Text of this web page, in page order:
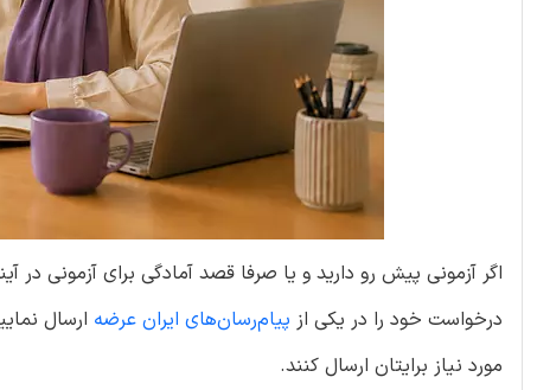
اگر آزمونی پیش رو دارید و یا صرفا قصد آمادگی برای آزمونی در
درخواست خود را در یکی از پیام‌رسان‌های ایران عرضه ارسال
مورد نیاز برایتان ارسال کنند.